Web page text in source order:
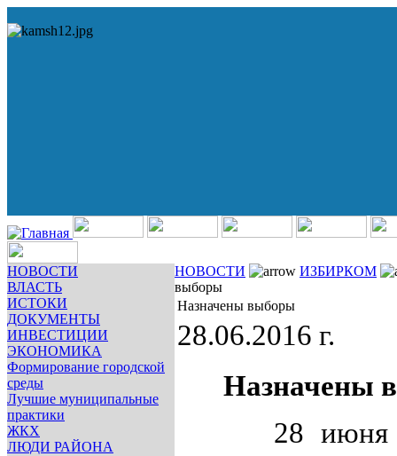
НОВОСТИ
ВЛАСТЬ
ИСТОКИ
ДОКУМЕНТЫ
ИНВЕСТИЦИИ
ЭКОНОМИКА
Формирование городской
среды
Лучшие муниципальные
практики
ЖКХ
ЛЮДИ РАЙОНА
НОВОСТИ
ИЗБИРКОМ
выборы
Назначены выборы
28.06.2016 г.
Назначены
28 июня